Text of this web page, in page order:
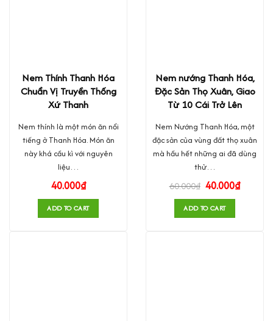
Nem Thính Thanh Hóa
Chuẩn Vị Truyền Thống
Xứ Thanh
Nem thính là một món ăn nổi
tiếng ở Thanh Hóa. Món ăn
này khá cầu kì với nguyên
liệu…
40.000₫
ADD TO CART
Nem nướng Thanh Hóa,
Đặc Sản Thọ Xuân, Giao
Từ 10 Cái Trở Lên
Nem Nướng Thanh Hóa, một
đặc sản của vùng đất thọ xuân
mà hầu hết những ai đã dùng
thử…
60.000₫ 40.000₫
ADD TO CART